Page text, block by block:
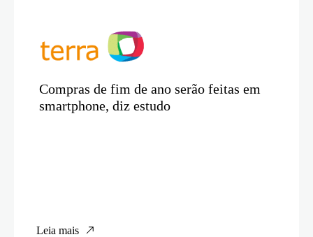
Compras de fim de ano serão feitas em
smartphone, diz estudo
Leia mais